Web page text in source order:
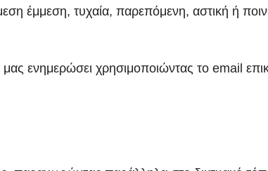
έμμεση, τυχαία, παρεπόμενη, αστική ή
ενημερώσει χρησιμοποιώντας το email